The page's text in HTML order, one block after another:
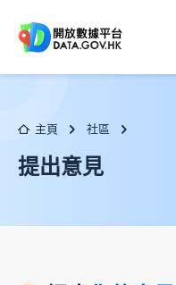
主頁 社區
提出意見